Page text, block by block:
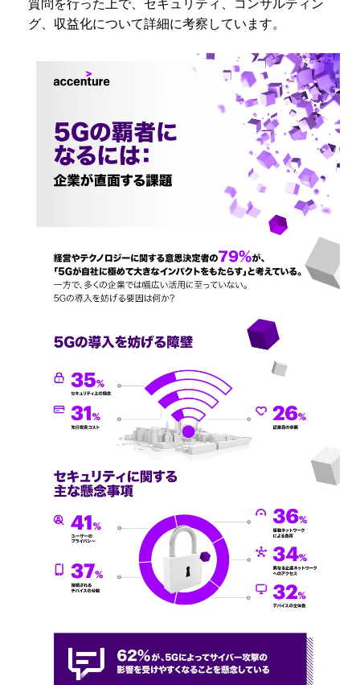
グ、収益化について詳細に考察しています。